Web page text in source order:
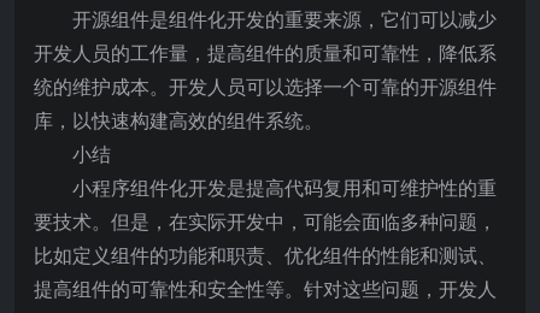
开源组件是组件化开发的重要来源，它们可以减少
开发人员的工作量，提高组件的质量和可靠性，降低系
统的维护成本。开发人员可以选择一个可靠的开源组件
库，以快速构建高效的组件系统。
小结
小程序组件化开发是提高代码复用和可维护性的重
要技术。但是，在实际开发中，可能会面临多种问题，
比如定义组件的功能和职责、优化组件的性能和测试、
提高组件的可靠性和安全性等。针对这些问题，开发人